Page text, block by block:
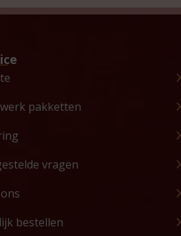
pakketten
vragen
bestellen